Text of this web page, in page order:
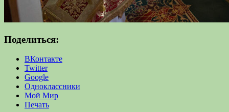
Поделиться:
ВКонтакте
Twitter
Google
Одноклассники
Мой Мир
Печать